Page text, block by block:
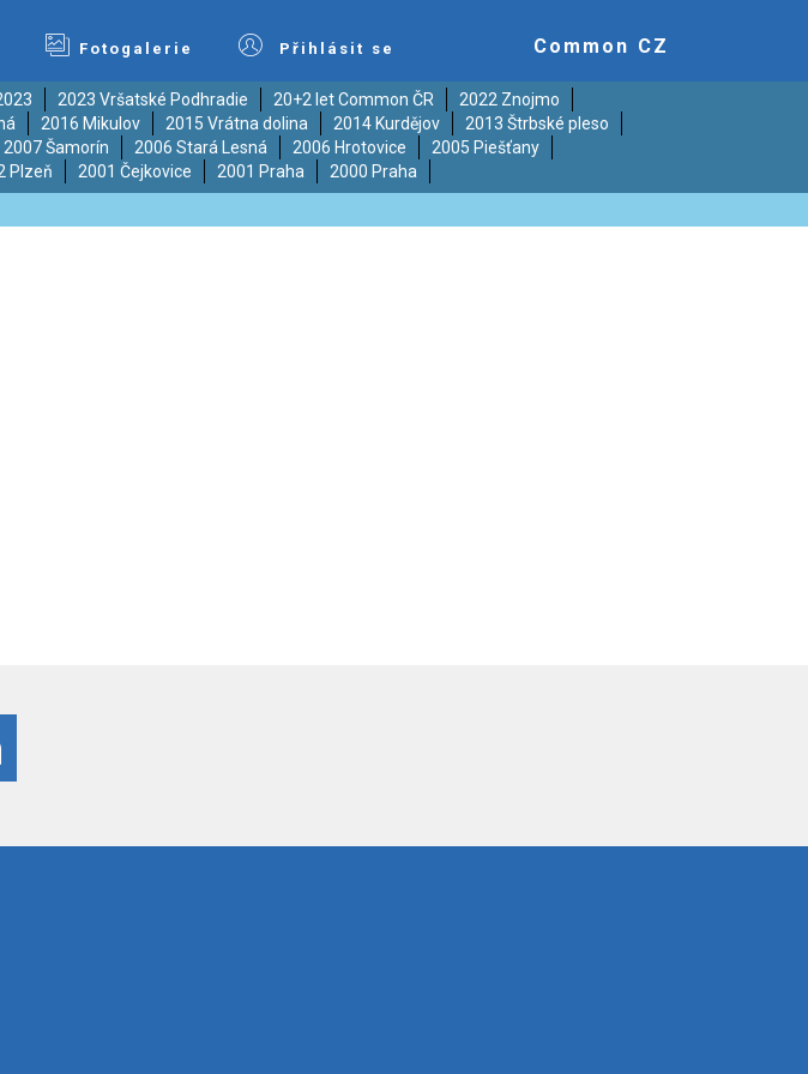
Fotogalerie Přihlásit se Common CZ
2023 Vršatské Podhradie 20+2 let Common ČR
2022 Znojmo
2016 Mikulov 2015 Vrátna dolina 2014 Kurdějov
2013 Štrbské pleso
2007 Šamorín 2006 Stará Lesná 2006 Hrotovice
2005 Piešťany
Plzeň 2001 Čejkovice 2001 Praha 2000 Praha